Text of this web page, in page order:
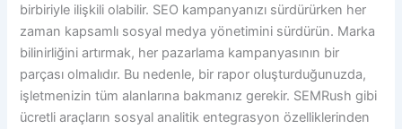
birbiriyle ilişkili olabilir. SEO kampanyanızı sürdürürken her
zaman kapsamlı sosyal medya yönetimini sürdürün. Marka
bilinirliğini artırmak, her pazarlama kampanyasının bir
parçası olmalıdır. Bu nedenle, bir rapor oluşturduğunuzda,
işletmenizin tüm alanlarına bakmanız gerekir. SEMRush gibi
ücretli araçların sosyal analitik entegrasyon özelliklerinden